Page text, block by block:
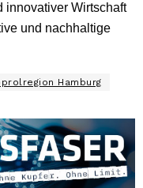
innovativer Wirtschaft
und nachhaltige
Hamburg